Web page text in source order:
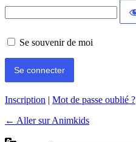
Se souvenir de moi
Inscription | Mot de passe oublié ?
← Aller sur Animkids